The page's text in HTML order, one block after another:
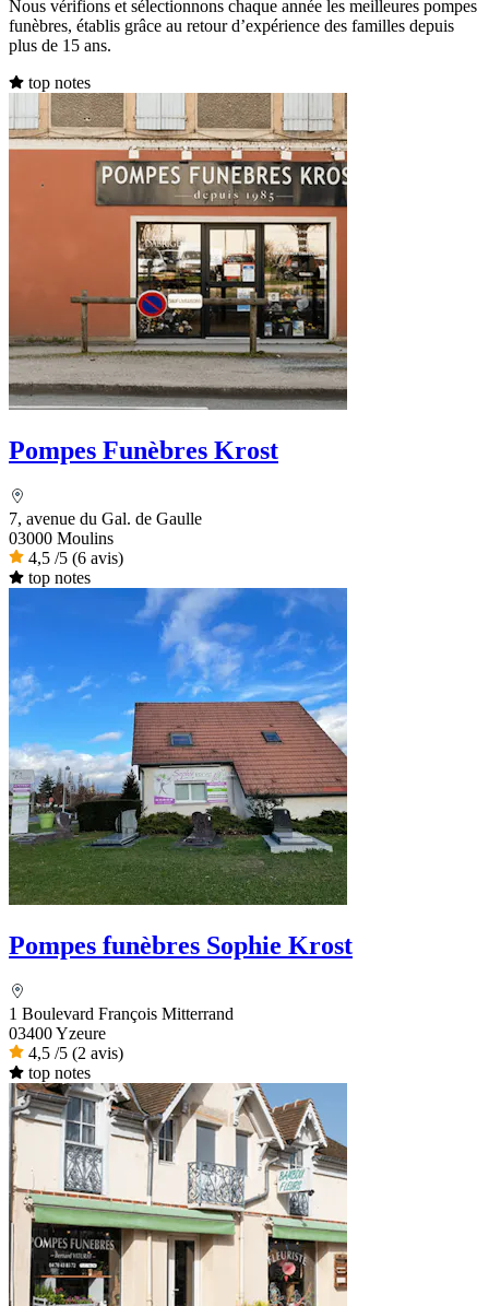
Nous vérifions et sélectionnons chaque année les meilleures pompes
funèbres, établis grâce au retour d’expérience des familles depuis
plus de 15 ans.
top notes
Pompes Funèbres Krost
7, avenue du Gal. de Gaulle
03000 Moulins
4,5 /5 (6 avis)
top notes
Pompes funèbres Sophie Krost
1 Boulevard François Mitterrand
03400 Yzeure
4,5 /5 (2 avis)
top notes